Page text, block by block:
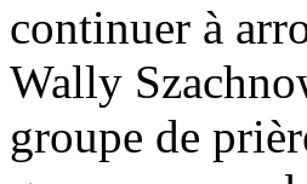
continuer à
Wally
groupe de